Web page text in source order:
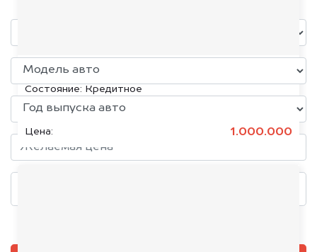
KIA K5, 2020
Состояние: Кредитное
Цена: 1.000.000